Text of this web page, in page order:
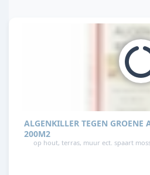
ALGENKILLER TEGEN GROENE
200M2
op hout, terras, muur ect. spaart